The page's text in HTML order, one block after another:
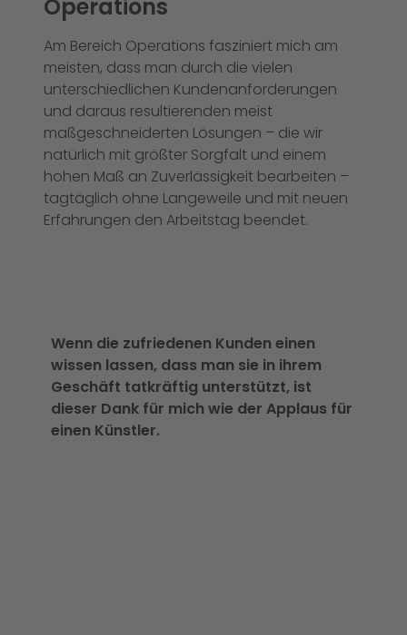
Operations
Am Bereich Operations fasziniert mich am
meisten, dass man durch die vielen
unterschiedlichen Kundenanforderungen
und daraus resultierenden meist
maßgeschneiderten Lösungen – die wir
natürlich mit größter Sorgfalt und einem
hohen Maß an Zuverlässigkeit bearbeiten –
tagtäglich ohne Langeweile und mit neuen
Erfahrungen den Arbeitstag beendet.
Wenn die zufriedenen Kunden einen
wissen lassen, dass man sie in ihrem
Geschäft tatkräftig unterstützt, ist
dieser Dank für mich wie der Applaus für
einen Künstler.